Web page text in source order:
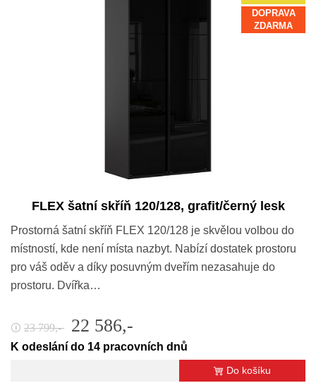
DOPRAVA
ZDARMA
FLEX šatní skříň 120/128, grafit/černý lesk
Prostorná šatní skříň FLEX 120/128 je skvělou volbou do
místností, kde není místa nazbyt. Nabízí dostatek prostoru
pro váš oděv a díky posuvným dveřím nezasahuje do
prostoru. Dvířka…
🛈 23 799,- 22 586,-
K odeslání do 14 pracovních dnů
Do košíku